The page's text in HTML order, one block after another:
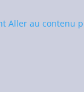
Aller au contenu